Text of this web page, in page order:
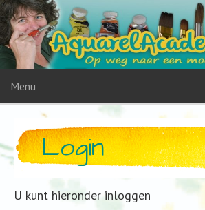
Menu
Login
U kunt hieronder inloggen